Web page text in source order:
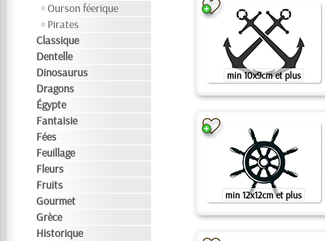
Ourson féerique
Pirates
Classique
Dentelle
Dinosaurus
Dragons
Égypte
Fantaisie
Fées
Feuillage
Fleurs
Fruits
Gourmet
Grèce
Historique
min 10x9cm et plus
min 12x12cm et plus